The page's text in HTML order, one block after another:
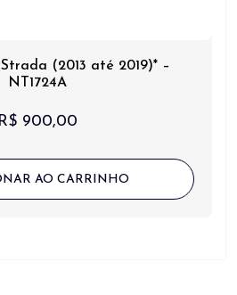
(2013 até 2019)* –
NT1724A
R$ 900,00
AO CARRINHO